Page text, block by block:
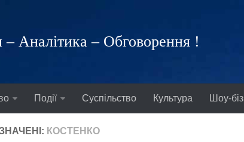
Аналітика – Обговорення !
Події Суспільство Культура Шоу-біз
КОСТЕНКО